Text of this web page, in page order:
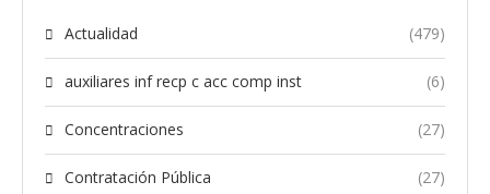
Actualidad (479)
auxiliares inf recp c acc comp inst (6)
Concentraciones (27)
Contratación Pública (27)